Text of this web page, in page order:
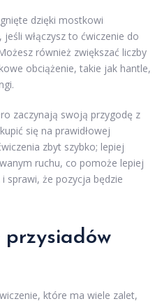
dzięki mostkowi
włączysz to ćwiczenie do
również zwiększać liczby
obciążenie, takie jak hantle,
zaczynają swoją przygodę z
się na prawidłowej
zbyt szybko; lepiej
ruchu, co pomoże lepiej
sprawi, że pozycja będzie
które ma wiele zalet,